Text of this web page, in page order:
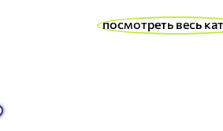
посмотреть весь